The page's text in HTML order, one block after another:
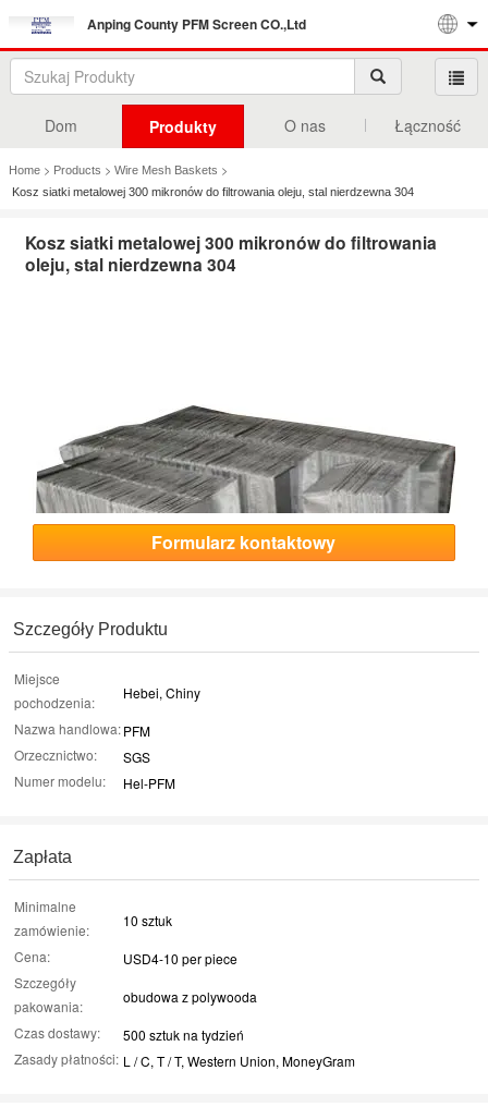
Anping County PFM Screen CO.,Ltd
Dom Produkty O nas Łączność
Home > Products > Wire Mesh Baskets >
Kosz siatki metalowej 300 mikronów do filtrowania oleju, stal nierdzewna 304
Kosz siatki metalowej 300 mikronów do filtrowania
oleju, stal nierdzewna 304
Formularz kontaktowy
Szczegóły Produktu
Miejsce
pochodzenia:
Hebei, Chiny
Nazwa handlowa:PFM
Orzecznictwo:
SGS
Numer modelu:
Hel-PFM
Zapłata
Minimalne
zamówienie:
10 sztuk
Cena:
USD4-10 per piece
Szczegóły
pakowania:
obudowa z polywooda
Czas dostawy:
500 sztuk na tydzień
Zasady płatności: L / C, T / T, Western Union, MoneyGram